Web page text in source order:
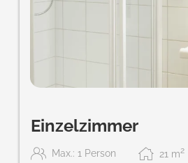
Einzelzimmer
Max.: 1 Person 21 m2